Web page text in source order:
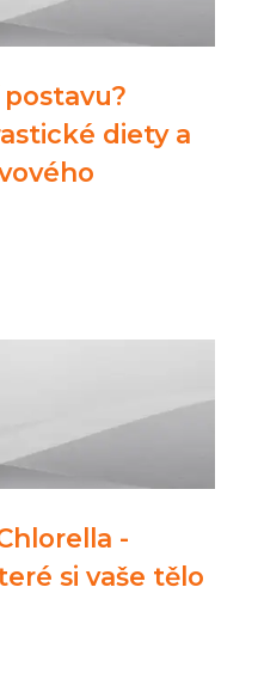
diety a
-
si vaše tělo